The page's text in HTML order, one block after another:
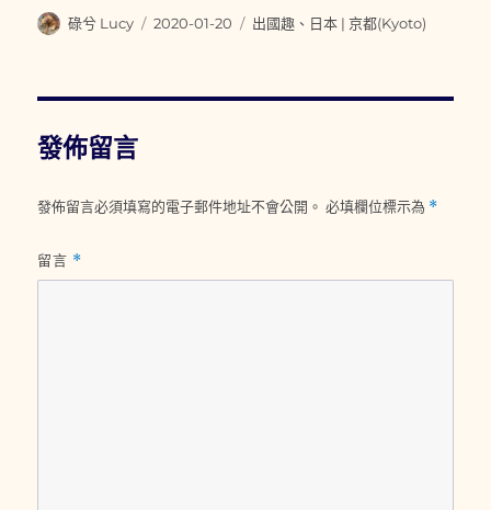
作
碌兮 Lucy
發
2020-01-20
分
出國趣 、 日本 | 京都(Kyoto)
發佈留言
發佈留言必須填寫的電子郵件地址不會公開。 必填欄位標示為 *
留言 *